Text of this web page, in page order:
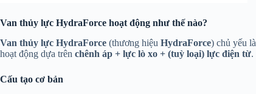
Van thủy lực HydraForce hoạt động như thế nào?
Van thủy lực HydraForce (thương hiệu HydraForce) chủ yếu là
hoạt động dựa trên chênh áp + lực lò xo + (tuỳ loại) lực điện từ.
Cấu tạo cơ bản